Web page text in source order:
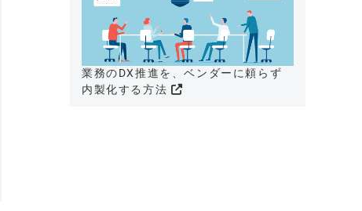
業務のDX推進を、ベンダーに頼らず
内製化する方法